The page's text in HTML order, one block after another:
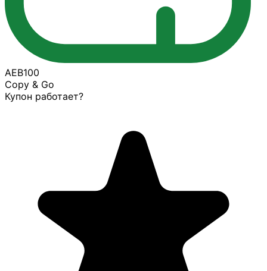
AEB100
Copy & Go
Купон работает?